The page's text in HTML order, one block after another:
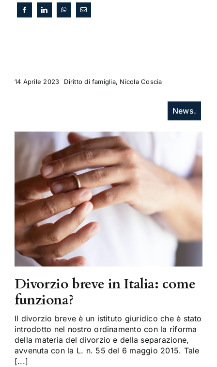
14 Aprile 2023 Diritto di famiglia, Nicola Coscia
News.
Divorzio breve in Italia: come
funziona?
Il divorzio breve è un istituto giuridico che è stato
introdotto nel nostro ordinamento con la riforma
della materia del divorzio e della separazione,
avvenuta con la L. n. 55 del 6 maggio 2015. Tale
[...]